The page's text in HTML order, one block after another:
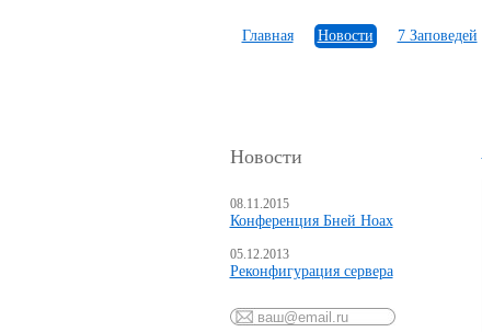
Главная Новости 7 Заповедей
Новости
08.11.2015
Конференция Бней Ноах
05.12.2013
Реконфигурация сервера